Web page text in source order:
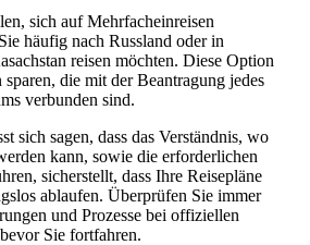
sich auf Mehrfacheinreisen
häufig nach Russland oder in
reisen möchten. Diese Option
die mit der Beantragung jedes
verbunden sind.
sich sagen, dass das Verständnis, wo
kann, sowie die erforderlichen
sicherstellt, dass Ihre Reisepläne
ablaufen. Überprüfen Sie immer
und Prozesse bei offiziellen
Sie fortfahren.